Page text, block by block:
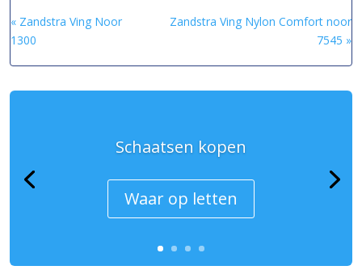
« Zandstra Ving Noor
1300
Zandstra Ving Nylon Comfort noor
7545 »
Schaatsen kopen
Waar op letten